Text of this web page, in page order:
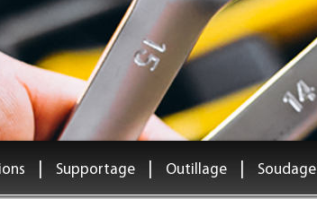
Supportage Outillage Soudage